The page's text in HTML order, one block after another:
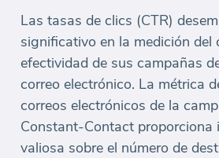
Las tasas de clics (CTR)
significativo en la medición del
efectividad de sus campañas
correo electrónico. La métrica
correos electrónicos de la
Constant-Contact proporciona
valiosa sobre el número de